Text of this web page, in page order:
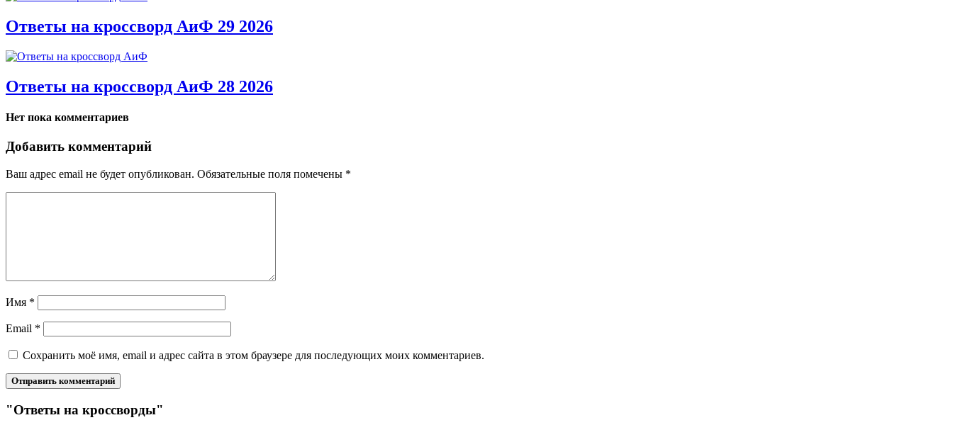
Ответы на кроссворд АиФ 29 2026
Ответы на кроссворд АиФ 28 2026
Нет пока комментариев
Добавить комментарий
Ваш адрес email не будет опубликован. Обязательные поля помечены *
Имя *
Email *
Сохранить моё имя, email и адрес сайта в этом браузере для последующих моих комментариев.
"Ответы на кроссворды"